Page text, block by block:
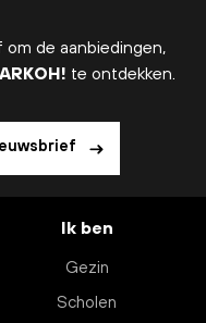
de aanbiedingen,
te ontdekken.
Ik ben
Gezin
Scholen